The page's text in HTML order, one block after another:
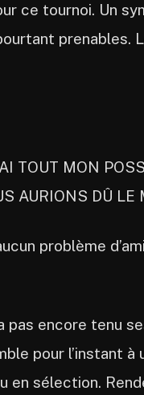
ce tournoi. Un
prenables.
TOUT MON
AURIONS DÛ LE
problème
pas encore tenu
pour l’instant à
en sélection.